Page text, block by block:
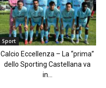
Sport
Calcio Eccellenza – La “prima”
dello Sporting Castellana va
in...